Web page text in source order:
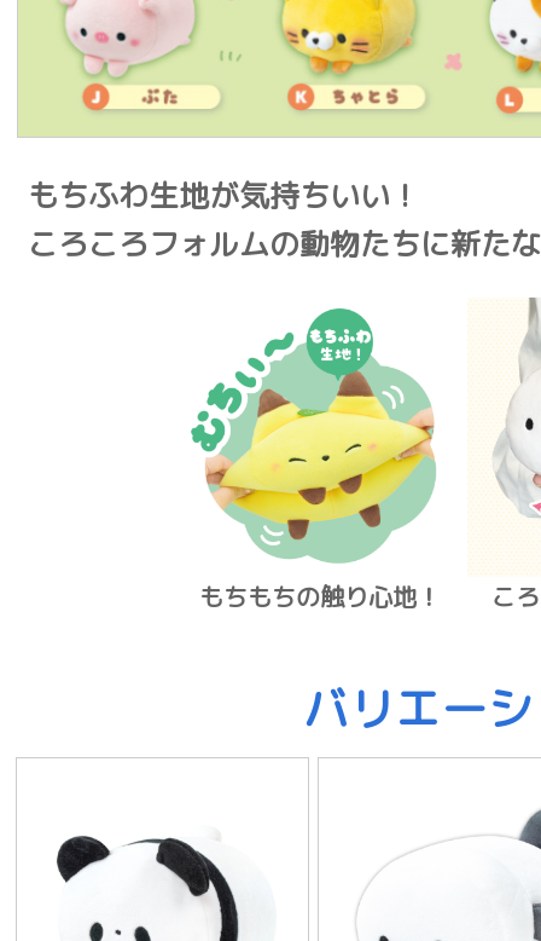
もちふわ生地が気持ちいい！
ころころフォルムの動物たちに新た
もちもちの触り心地！ こ
バリエー